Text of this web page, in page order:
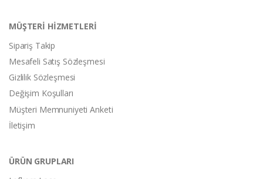
MÜŞTERİ HİZMETLERİ
Sipariş Takip
Mesafeli Satış Sözleşmesi
Gizlilik Sözleşmesi
Değişim Koşulları
Müşteri Memnuniyeti Anketi
İletişim
ÜRÜN GRUPLARI